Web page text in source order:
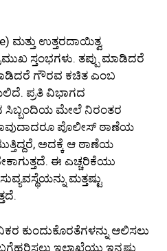
ಮತ್ತು ಉತ್ತರದಾಯಿತ್ವ
ಸ್ತಂಭಗಳು. ತಪ್ಪು ಮಾಡಿದರೆ
ಗೌರವ ಕಚಿತ ಎಂಬ
ಪ್ರತಿ ವಿಭಾಗದ
ಸಿಬ್ಬಂದಿಯ ಮೇಲೆ ನಿರಂತರ
ಪೊಲೀಸ್ ಠಾಣೆಯ
ಅದಕ್ಕೆ ಆ ಠಾಣೆಯ
ಈ ಎಚ್ಚರಿಕೆಯು
ಮತ್ತಷ್ಟು
ಕುಂದುಕೊರತೆಗಳನ್ನು ಆಲಿಸಲು
ಬಗೆಹರಿಸಲು ಇಲಾಖೆಯು ಇನ್ನಷ್ಟು